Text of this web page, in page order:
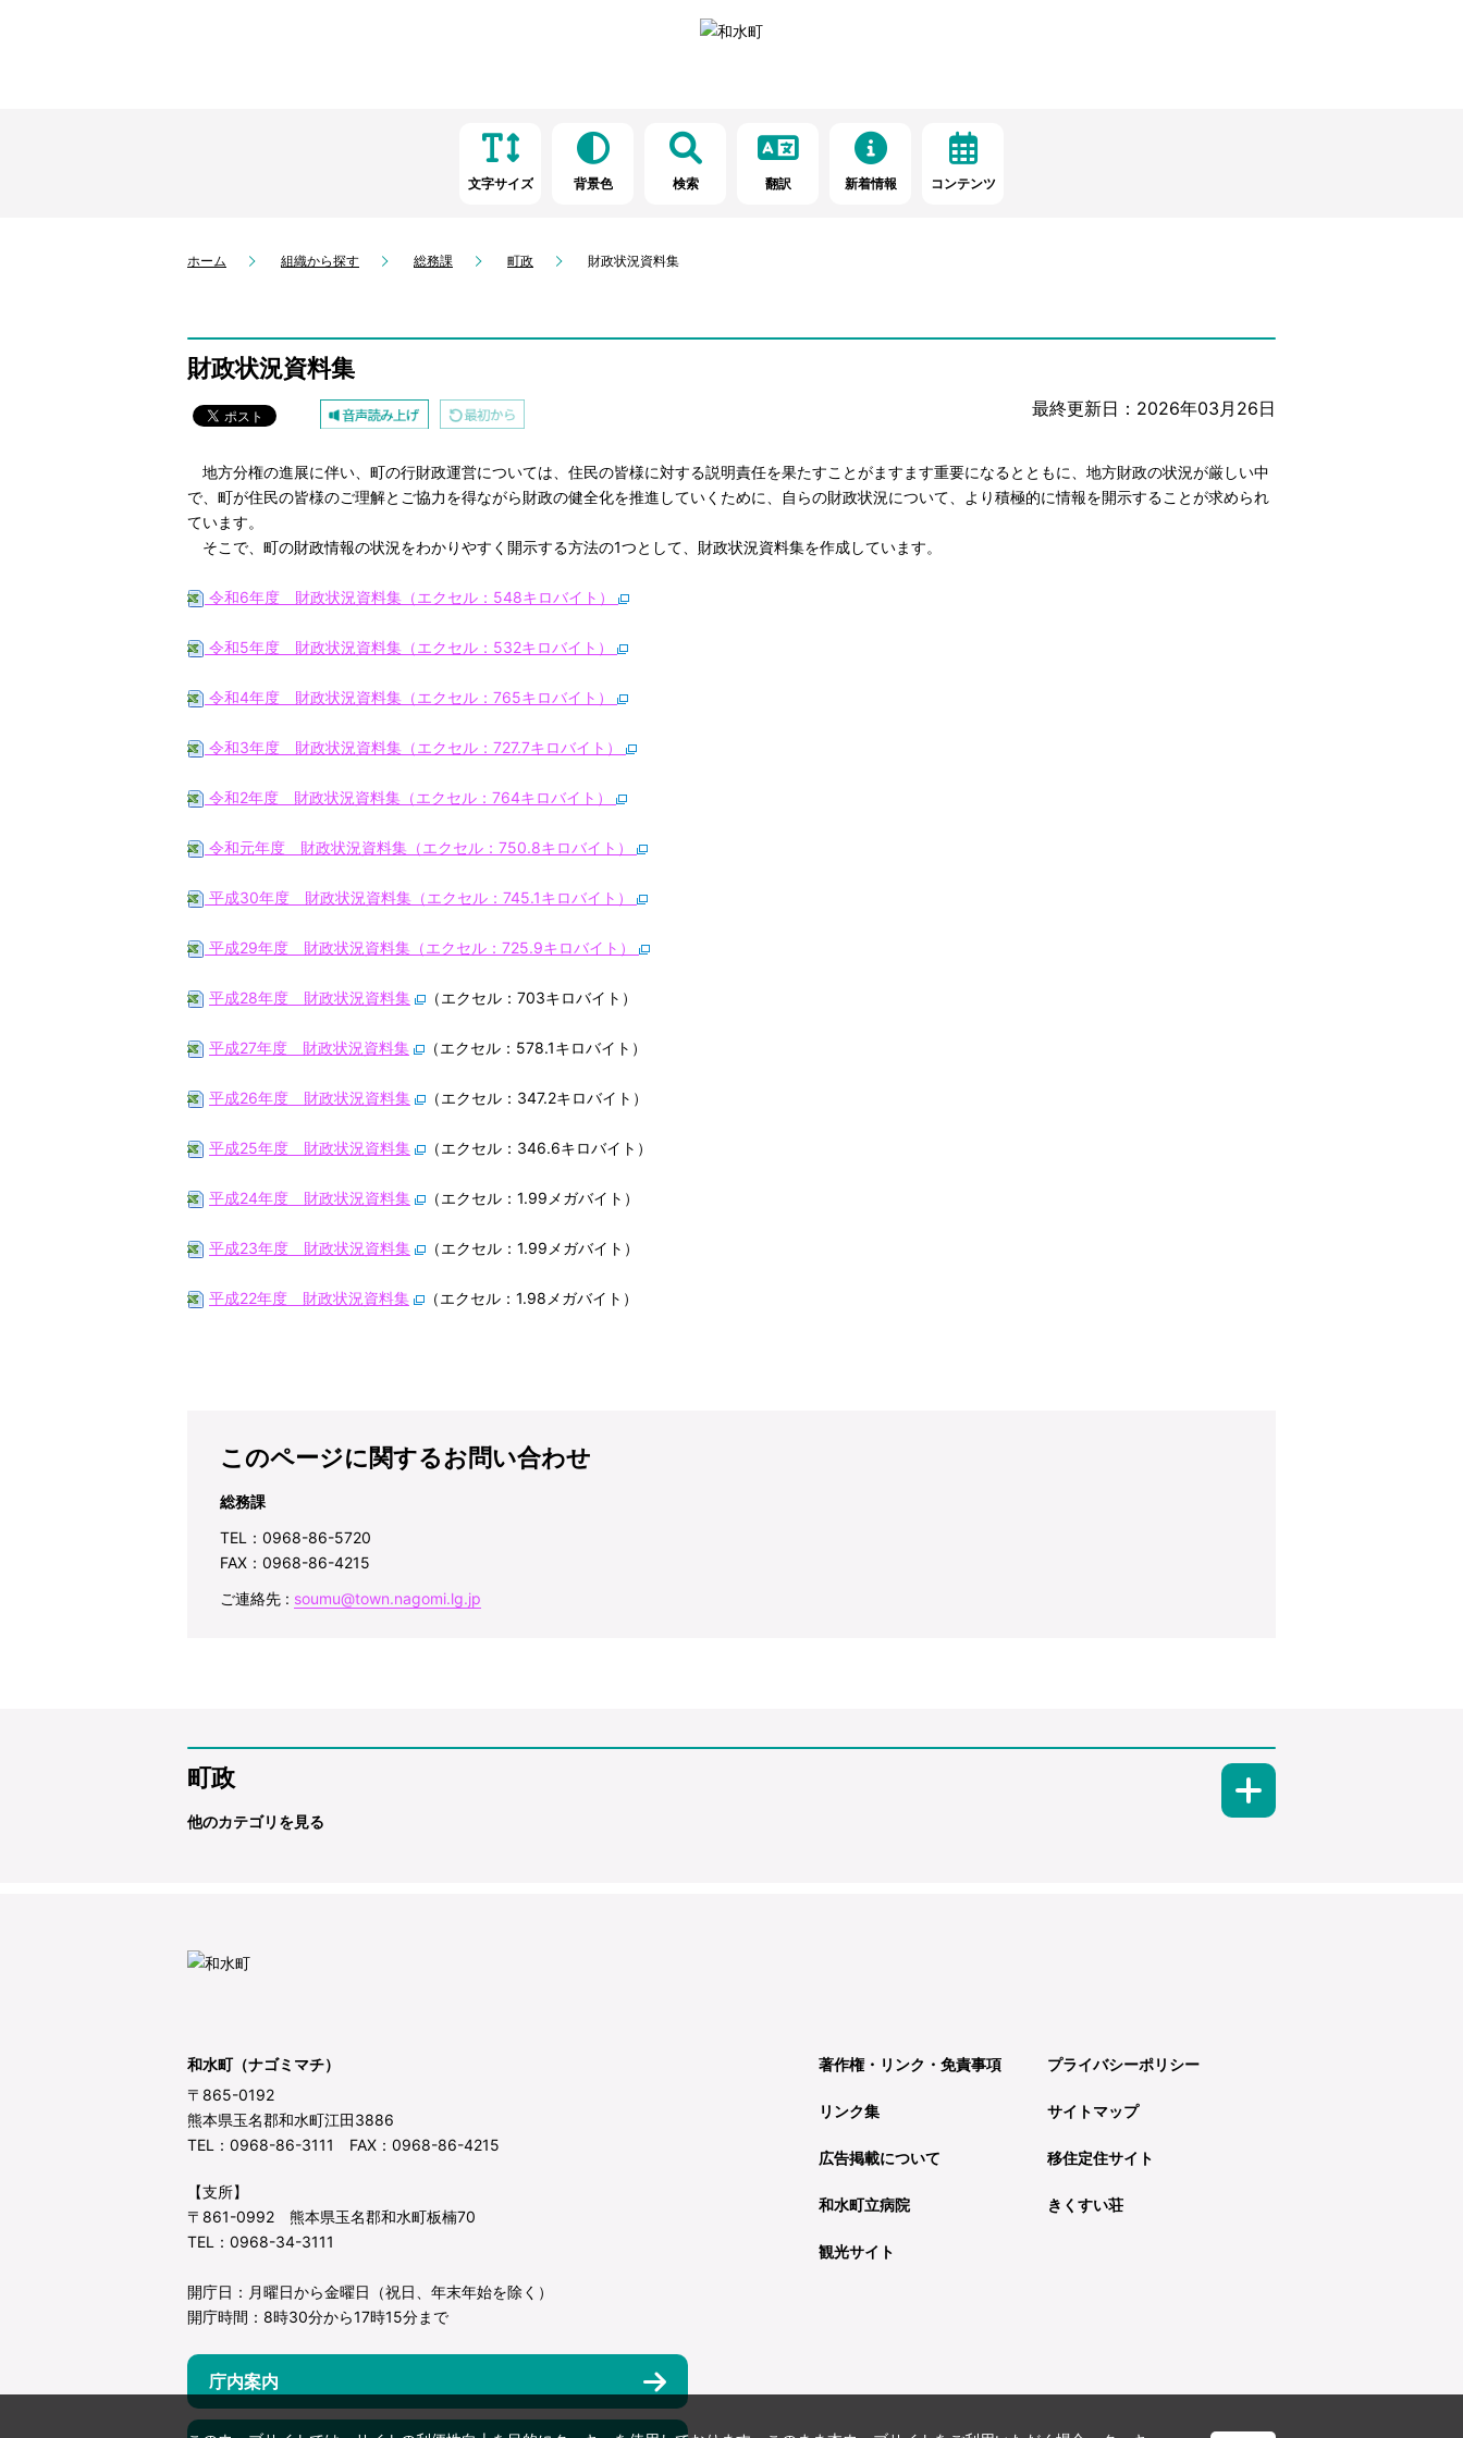
文字サイズ 背景色 検索 翻訳 新着情報 コンテンツ
ホーム 組織から探す 総務課 町政 財政状況資料集
財政状況資料集
最終更新日：2026年03月26日
地方分権の進展に伴い、町の行財政運営については、住民の皆様に対する説明責任を果たすことがますます重要になるとともに、地方財政の状況が厳しい中
で、町が住民の皆様のご理解とご協力を得ながら財政の健全化を推進していくために、自らの財政状況について、より積極的に情報を開示することが求められ
ています。
そこで、町の財政情報の状況をわかりやすく開示する方法の1つとして、財政状況資料集を作成しています。
令和6年度 財政状況資料集（エクセル：548キロバイト）
令和5年度 財政状況資料集（エクセル：532キロバイト）
令和4年度 財政状況資料集（エクセル：765キロバイト）
令和3年度 財政状況資料集（エクセル：727.7キロバイト）
令和2年度 財政状況資料集（エクセル：764キロバイト）
令和元年度 財政状況資料集（エクセル：750.8キロバイト）
平成30年度 財政状況資料集（エクセル：745.1キロバイト）
平成29年度 財政状況資料集（エクセル：725.9キロバイト）
平成28年度 財政状況資料集 （エクセル：703キロバイト）
平成27年度 財政状況資料集 （エクセル：578.1キロバイト）
平成26年度 財政状況資料集 （エクセル：347.2キロバイト）
平成25年度 財政状況資料集 （エクセル：346.6キロバイト）
平成24年度 財政状況資料集 （エクセル：1.99メガバイト）
平成23年度 財政状況資料集 （エクセル：1.99メガバイト）
平成22年度 財政状況資料集 （エクセル：1.98メガバイト）
このページに関するお問い合わせ
総務課
TEL：0968-86-5720
FAX：0968-86-4215
ご連絡先 : soumu@town.nagomi.lg.jp
町政
他のカテゴリを見る
和水町（ナゴミマチ）
〒865-0192
熊本県玉名郡和水町江田3886
TEL：0968-86-3111 FAX：0968-86-4215
【支所】
〒861-0992 熊本県玉名郡和水町板楠70
TEL：0968-34-3111
開庁日：月曜日から金曜日（祝日、年末年始を除く）
開庁時間：8時30分から17時15分まで
庁内案内
著作権・リンク・免責事項 プライバシーポリシー
リンク集 サイトマップ
広告掲載について 移住定住サイト
和水町立病院 きくすい荘
観光サイト